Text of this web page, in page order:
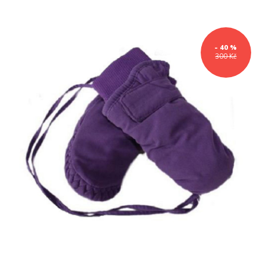
300 Kč
- 40 %